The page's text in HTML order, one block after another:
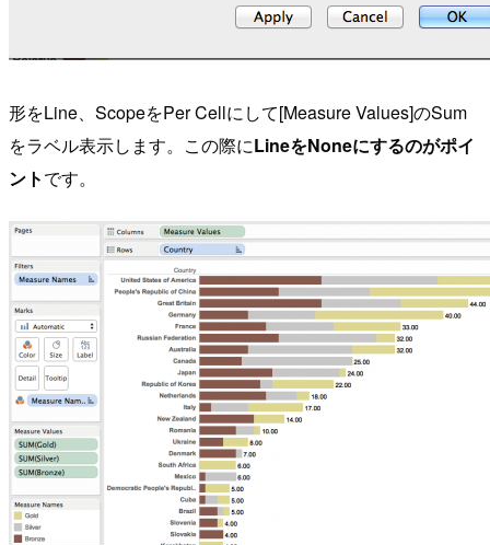
形をLine、ScopeをPer Cellにして[Measure Values]のSum
をラベル表示します。この際にLineをNoneにするのがポイ
ントです。